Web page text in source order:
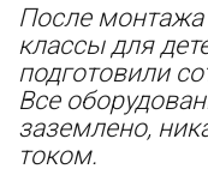
После
классы для
подготовили
Все
заземлено,
током.